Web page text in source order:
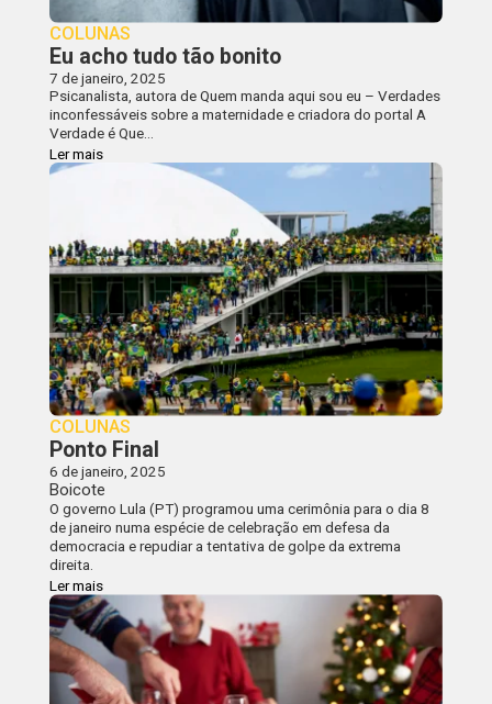
COLUNAS
Eu acho tudo tão bonito
7 de janeiro, 2025
Psicanalista, autora de Quem manda aqui sou eu – Verdades
inconfessáveis sobre a maternidade e criadora do portal A
Verdade é Que…
Ler mais
COLUNAS
Ponto Final
6 de janeiro, 2025
Boicote
O governo Lula (PT) programou uma cerimônia para o dia 8
de janeiro numa espécie de celebração em defesa da
democracia e repudiar a tentativa de golpe da extrema
direita.
Ler mais